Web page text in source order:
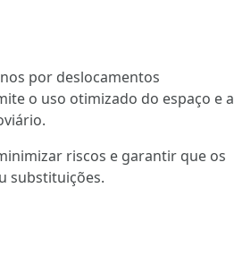
por deslocamentos
o uso otimizado do espaço e a
riscos e garantir que os
substituições.